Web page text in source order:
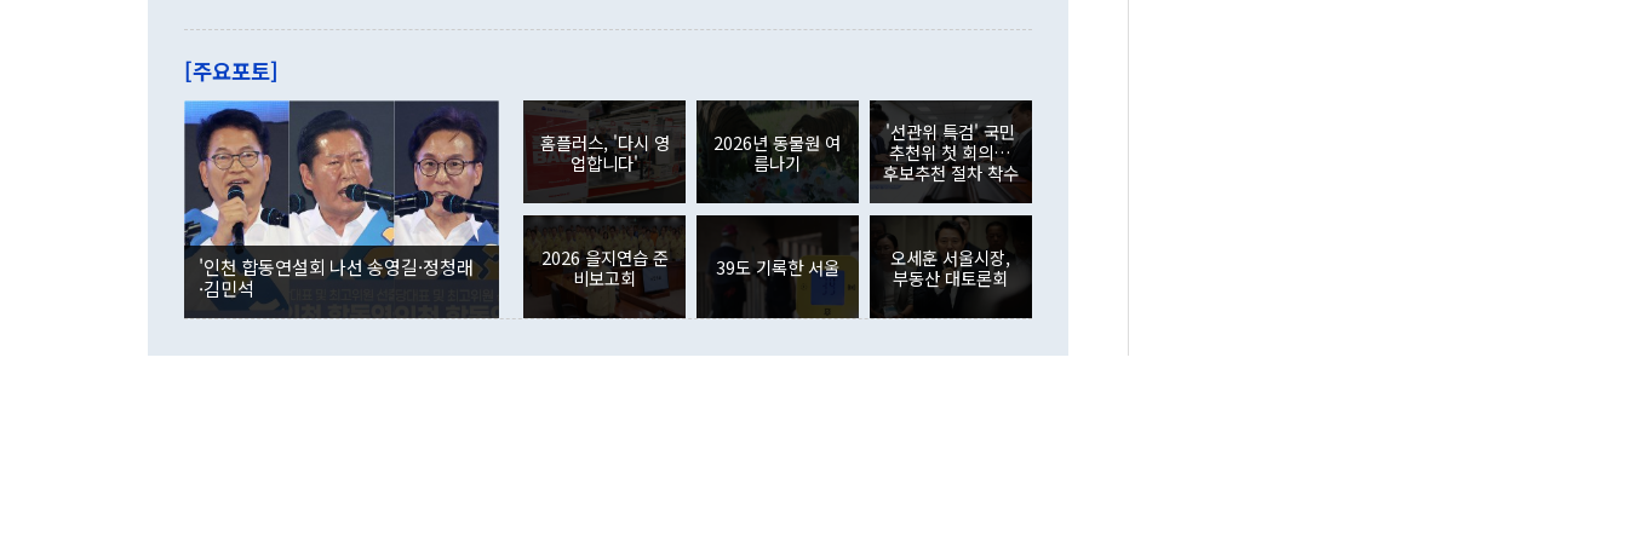
관은 업무보고 사후 브리핑에서 정 장관이 언급한 '4자 회담'에 대해 "이상
이 9월 러시아 블라디보스토크에서 열리는 '동방경제포럼(EEF)'을 언급하
며 "정부 차원에서 (참석을) 검토하고 있다"고 발언한 데 대해서도 조 장관
은 "그것은 외교부의 몫"이라며 "아직 거기까지 진도가 나가지 않았다"고
잘랐다. 정 장관이 이날 소개한 대북 구상과 설명은 정부 내 조율을 거치지
않았다는 점에서 문제가 있다. 특히 주적 표현 대체와 국호 사용, 9·19 군
사합의 복원, 4자회담 추진 등은 통일부 장관이 결정할 사안이 아니어서 월
권이라는 지적이 나오고 있다. 이 대통령은 정 장관의 업무보고를 듣고 난
뒤 "여기 업무보고에 발표했다고 승인난 건 아니다"라고 재차 확인했다. 정
부의 한 소식통은 "정 장관의 발언 내용은 대부분 국가안전보장회의(NSC)
를 거쳐 결정된 사안이 아닌 정 장관의 개인적 생각에 가깝다"며 "안보 관
련 부처 장관이 정부의 공식 정책이 아닌 사안을 추진하겠다고 업무보고를
하고 대통령의 면전에서 '국군통수권자가 나서야 한다'고 주장한 것은 심각
는 배당수입이 늘어난 데다 전월 분기배당에 따른 기저효과로 배당지급이
였던 올해 3월(369억9000만달러)을 넘어선 것이다. 직접투자에서는 내국
인의 해외투자가 80억1000만달러, 외국인의 국내투자가 46억3000만달러
각각 증가했다. 증권투자에서는 외국인의 국내 주식 매도세가 이어졌다. 외
국인의 국내 주식 투자는 차익실현 매도 등의 영향으로 316억1000만달러
감소하며 전월(-310억5000만달러)에 이어 역대 최대 순매도 기록을 다시
경신했다. 외국인의 국내 채권투자는 세계국채지수(WGBI) 자금 유입에도
분기 말 만기도래 영향으로 증가 폭이 줄어든 52억9000만달러를 기록했
다. 내국인의 해외 증권투자는 주식을 중심으로 35억6000만달러 증가했
다. eoyn2@newspim.com
[주요포토]
'인천 합동연설회 나선 송영길·정청래
·김민석
홈플러스, '다시 영
업합니다'
2026년 동물원 여
름나기
'선관위 특검' 국민
추천위 첫 회의…
후보추천 절차 착수
2026 을지연습 준
비보고회
39도 기록한 서울
오세훈 서울시장,
부동산 대토론회